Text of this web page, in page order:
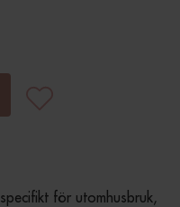
för utomhusbruk,